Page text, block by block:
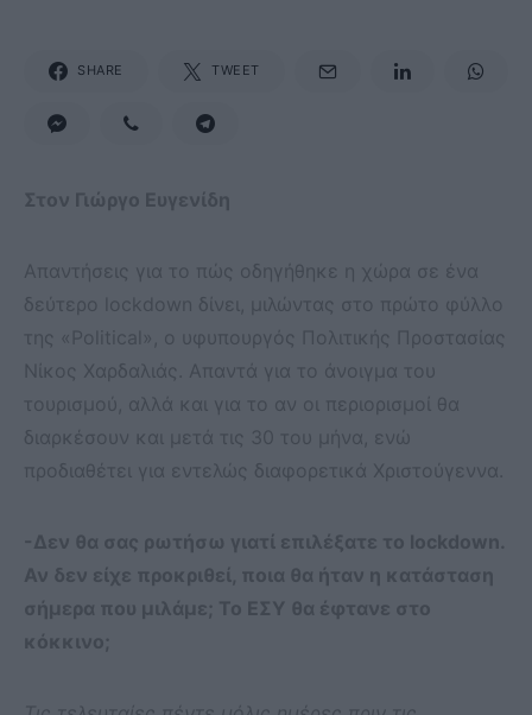
SHARE TWEET
Στον Γιώργο Ευγενίδη
Απαντήσεις για το πώς οδηγήθηκε η χώρα σε ένα
δεύτερο lockdown δίνει, μιλώντας στο πρώτο φύλλο
της «Political», ο υφυπουργός Πολιτικής Προστασίας
Νίκος Χαρδαλιάς. Απαντά για το άνοιγμα του
τουρισμού, αλλά και για το αν οι περιορισμοί θα
διαρκέσουν και μετά τις 30 του μήνα, ενώ
προδιαθέτει για εντελώς διαφορετικά Χριστούγεννα.
-Δεν θα σας ρωτήσω γιατί επιλέξατε το lockdown.
Αν δεν είχε προκριθεί, ποια θα ήταν η κατάσταση
σήμερα που μιλάμε; Το ΕΣΥ θα έφτανε στο
κόκκινο;